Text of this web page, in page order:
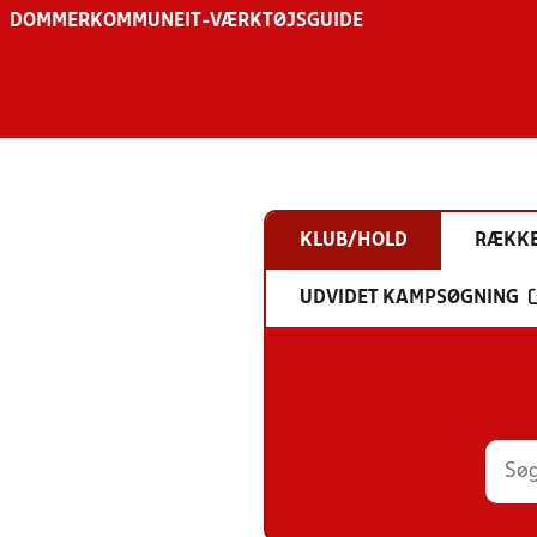
DOMMER KOMMUNE IT-VÆRKTØJSGUIDE
KLUB/HOLD
UDVIDET KAMPSØGNING